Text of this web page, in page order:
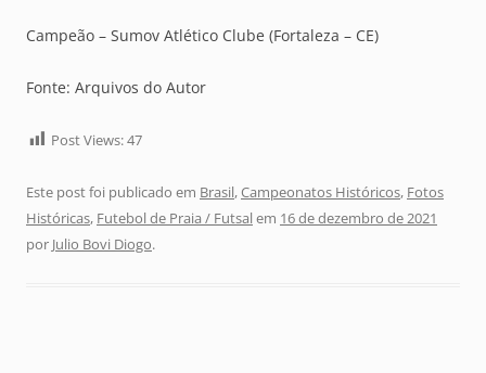
Campeão – Sumov Atlético Clube (Fortaleza – CE)
Fonte: Arquivos do Autor
Post Views:47
Este post foi publicado em Brasil,Campeonatos Históricos, Fotos
Históricas, Futebol de Praia / Futsalem 16 de dezembro de 2021
por Julio Bovi Diogo.